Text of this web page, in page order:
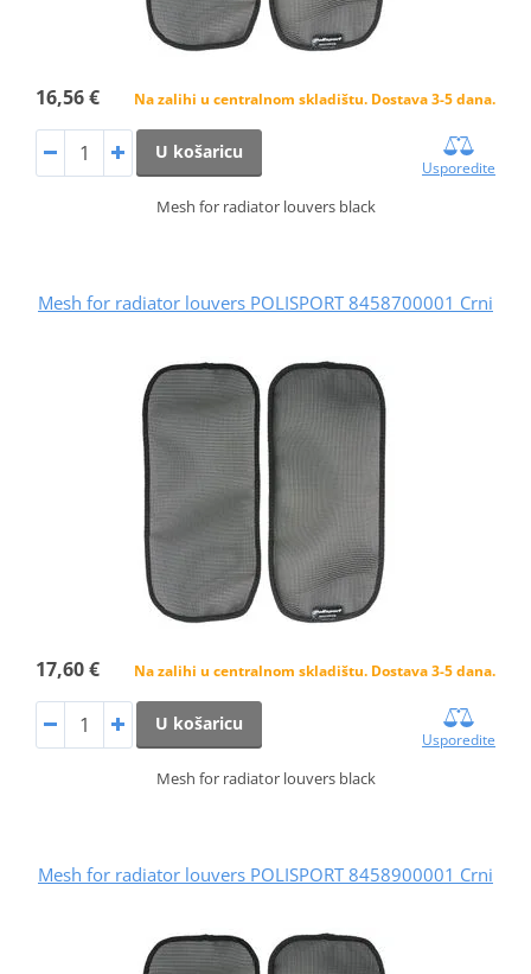
16,56 € Na zalihi u centralnom skladištu. Dostava 3-5 dana.
U košaricu
Usporedite
Mesh for radiator louvers black
Mesh for radiator louvers POLISPORT 8458700001 Crni
17,60 € Na zalihi u centralnom skladištu. Dostava 3-5 dana.
U košaricu
Usporedite
Mesh for radiator louvers black
Mesh for radiator louvers POLISPORT 8458900001 Crni